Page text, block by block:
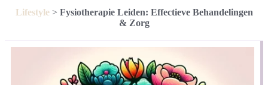
Lifestyle> Fysiotherapie Leiden: Effectieve Behandelingen
& Zorg